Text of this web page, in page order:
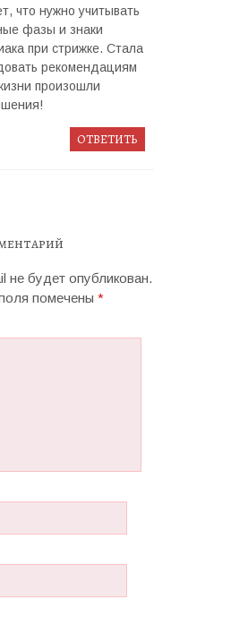
что нужно учитывать
фазы и знаки
при стрижке. Стала
рекомендациям
произошли
ОТВЕТИТЬ
не будет опубликован.
помечены *